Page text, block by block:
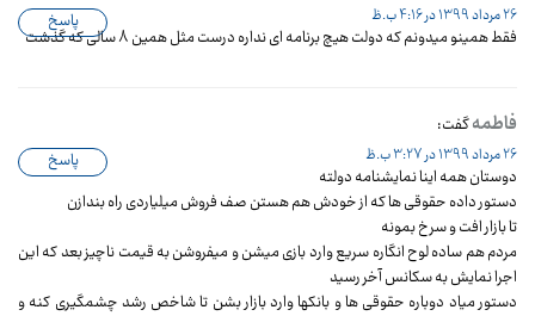
26 مرداد 1399 در 4:16 ب.ظ
فقط همینو میدونم که دولت هیچ برنامه ای نداره درست مثل همین 8 سالی که گذشت
پاسخ
فاطمهگفت:
26 مرداد 1399 در 3:27 ب.ظ
دوستان همه اینا نمایشنامه دولته
دستور داده حقوقی ها که از خودش هم هستن صف فروش میلیاردی راه بندازن
تا بازار افت و سرخ بمونه
مردم هم ساده لوح انگاره سریع وارد بازی میشن و میفروشن به قیمت ناچیز بعد که این
اجرا نمایش به سکانس آخر رسید
دستور میاد دوباره حقوقی ها و بانکها وارد بازار بشن تا شاخص رشد چشمگیری کنه و
پاسخ